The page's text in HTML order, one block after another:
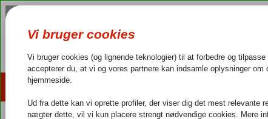
4,3/5 på Trustpilot Dansk guideservice